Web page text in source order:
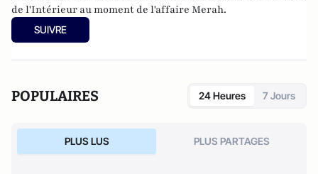
de l'Intérieur au moment de l'affaire Merah.
SUIVRE
POPULAIRES 24 Heures 7 Jours
PLUS LUS PLUS PARTAGES